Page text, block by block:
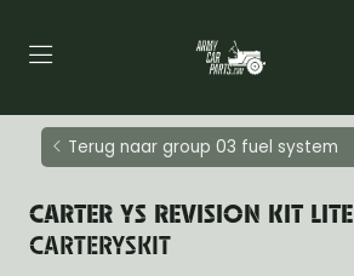
Terug naar group 03 fuel system
CARTER YS REVISION KIT LITE
CARTERYSKIT